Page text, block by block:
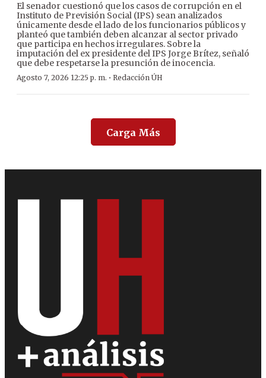
El senador cuestionó que los casos de corrupción en el
Instituto de Previsión Social (IPS) sean analizados
únicamente desde el lado de los funcionarios públicos y
planteó que también deben alcanzar al sector privado
que participa en hechos irregulares. Sobre la
imputación del ex presidente del IPS Jorge Brítez, señaló
que debe respetarse la presunción de inocencia.
Agosto 7, 2026 12:25 p. m. · Redacción ÚH
Carga Más